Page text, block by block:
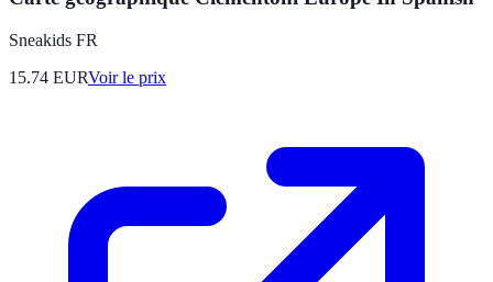
Sneakids FR
15.74 EURVoir le prix